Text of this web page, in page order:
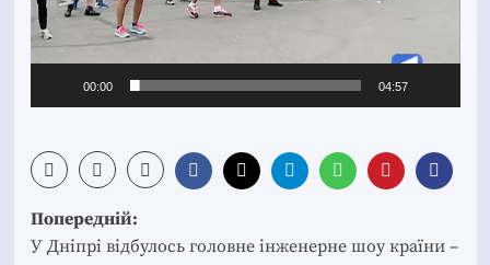
00:00 04:57
Post
navigation
Попередній:
У Дніпрі відбулось головне інженерне шоу країни –